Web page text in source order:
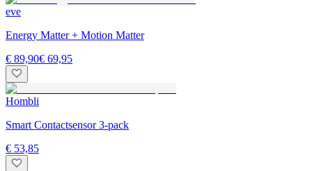
eve
Energy Matter + Motion Matter
€ 89,90€ 69,95
Hombli
Smart Contactsensor 3-pack
€ 53,85